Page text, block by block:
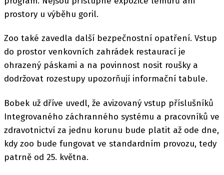
prostory u výběhu goril.
Zoo také zavedla další bezpečnostní opatření. Vstup
do prostor venkovních zahrádek restaurací je
ohrazený páskami a na povinnost nosit roušky a
dodržovat rozestupy upozorňují informační tabule.
Bobek už dříve uvedl, že avizovaný vstup příslušníků
Integrovaného záchranného systému a pracovníků ve
zdravotnictví za jednu korunu bude platit až ode dne,
kdy zoo bude fungovat ve standardním provozu, tedy
patrně od 25. května.